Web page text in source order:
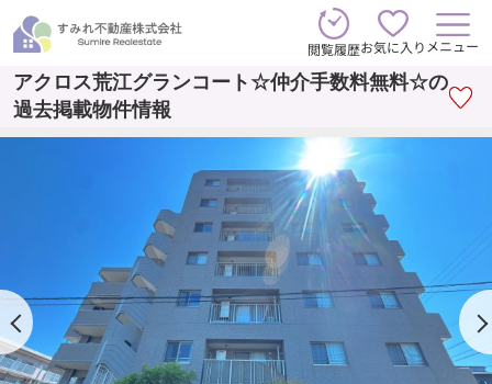
閲覧履歴お気に入り メニュー
アクロス荒江グランコート☆仲介手数料無料☆の
過去掲載物件情報